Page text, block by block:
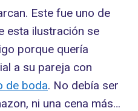
Este fue uno de
esta ilustración se
porque quería
a su pareja con
de boda. No debía ser
ni una cena más…